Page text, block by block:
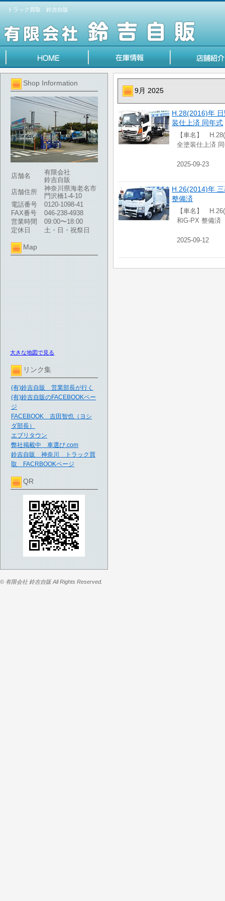
トラック買取 鈴吉自販
Shop Information
店舗名
有限会社
鈴吉自販
店舗住所
神奈川県海老名市
門沢橋1-4-10
電話番号
0120-1098-41
FAX番号
046-238-4938
営業時間
09:00〜18:00
定休日
土・日・祝祭日
Map
大きな地図で見る
リンク集
(有)鈴吉自販 営業部長が行く
(有)鈴吉自販のFACEBOOKペー
ジ
FACEBOOK 吉田智也（ヨシ
ダ部長）
エブリタウン
弊社掲載中 車選び.com
鈴吉自販 神奈川 トラック買
取 FACRBOOKページ
QR
9月 2025
H.28(2016)年
装仕上済 同年式
【車名】
全塗装仕上済
2025-09-23
H.26(2014)年
整備済
【車名】
和G-PX 整備済
2025-09-12
© 有限会社 鈴吉自販 All Rights Reserved.